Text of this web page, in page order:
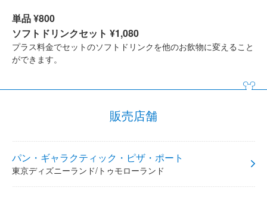
単品 ¥800
ソフトドリンクセット ¥1,080
プラス料金でセットのソフトドリンクを他のお飲物に変えること
ができます。
販売店舗
パン・ギャラクティック・ピザ・ポート
東京ディズニーランド/トゥモローランド